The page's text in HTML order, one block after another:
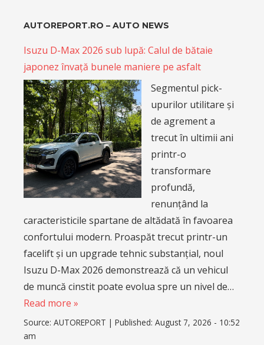
AUTOREPORT.RO – AUTO NEWS
Isuzu D-Max 2026 sub lupă: Calul de bătaie
japonez învață bunele maniere pe asfalt
Segmentul pick-
upurilor utilitare și
de agrement a
trecut în ultimii ani
printr-o
transformare
profundă,
renunțând la
caracteristicile spartane de altădată în favoarea
confortului modern. Proaspăt trecut printr-un
facelift și un upgrade tehnic substanțial, noul
Isuzu D-Max 2026 demonstrează că un vehicul
de muncă cinstit poate evolua spre un nivel de…
Read more »
Source: AUTOREPORT | Published: August 7, 2026 - 10:52
am